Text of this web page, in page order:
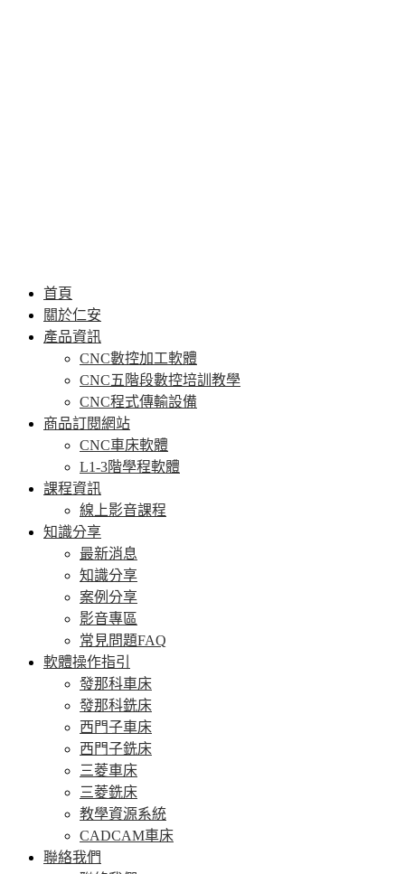
首頁
關於仁安
產品資訊
CNC數控加工軟體
CNC五階段數控培訓教學
CNC程式傳輸設備
商品訂閱網站
CNC車床軟體
L1-3階學程軟體
課程資訊
線上影音課程
知識分享
最新消息
知識分享
案例分享
影音專區
常見問題FAQ
軟體操作指引
發那科車床
發那科銑床
西門子車床
西門子銑床
三菱車床
三菱銑床
教學資源系統
CADCAM車床
聯絡我們